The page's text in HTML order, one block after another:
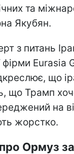
та
Якубян.
з питань
фірми Eurasia
що
що Трамп
на
жорстко.
Ормуз